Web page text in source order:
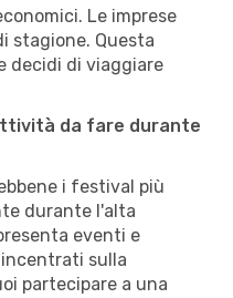
Le imprese
stagione. Questa
decidi di viaggiare
da fare durante
i festival più
durante l'alta
eventi e
sulla
partecipare a una